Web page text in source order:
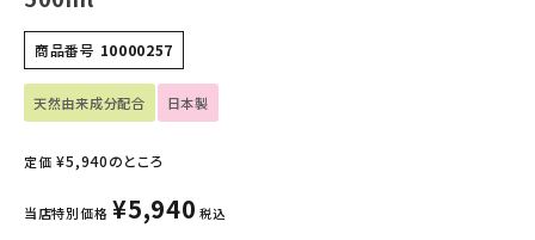
フェムケア
インナー・下着・ナイトウェア
キッズ・ベビー・マタニティ
キッチン用品
商品番号 10000257
天然由来成分配合 日本製
定価 ¥5,940のところ
当店特別価格 ¥5,940 税込